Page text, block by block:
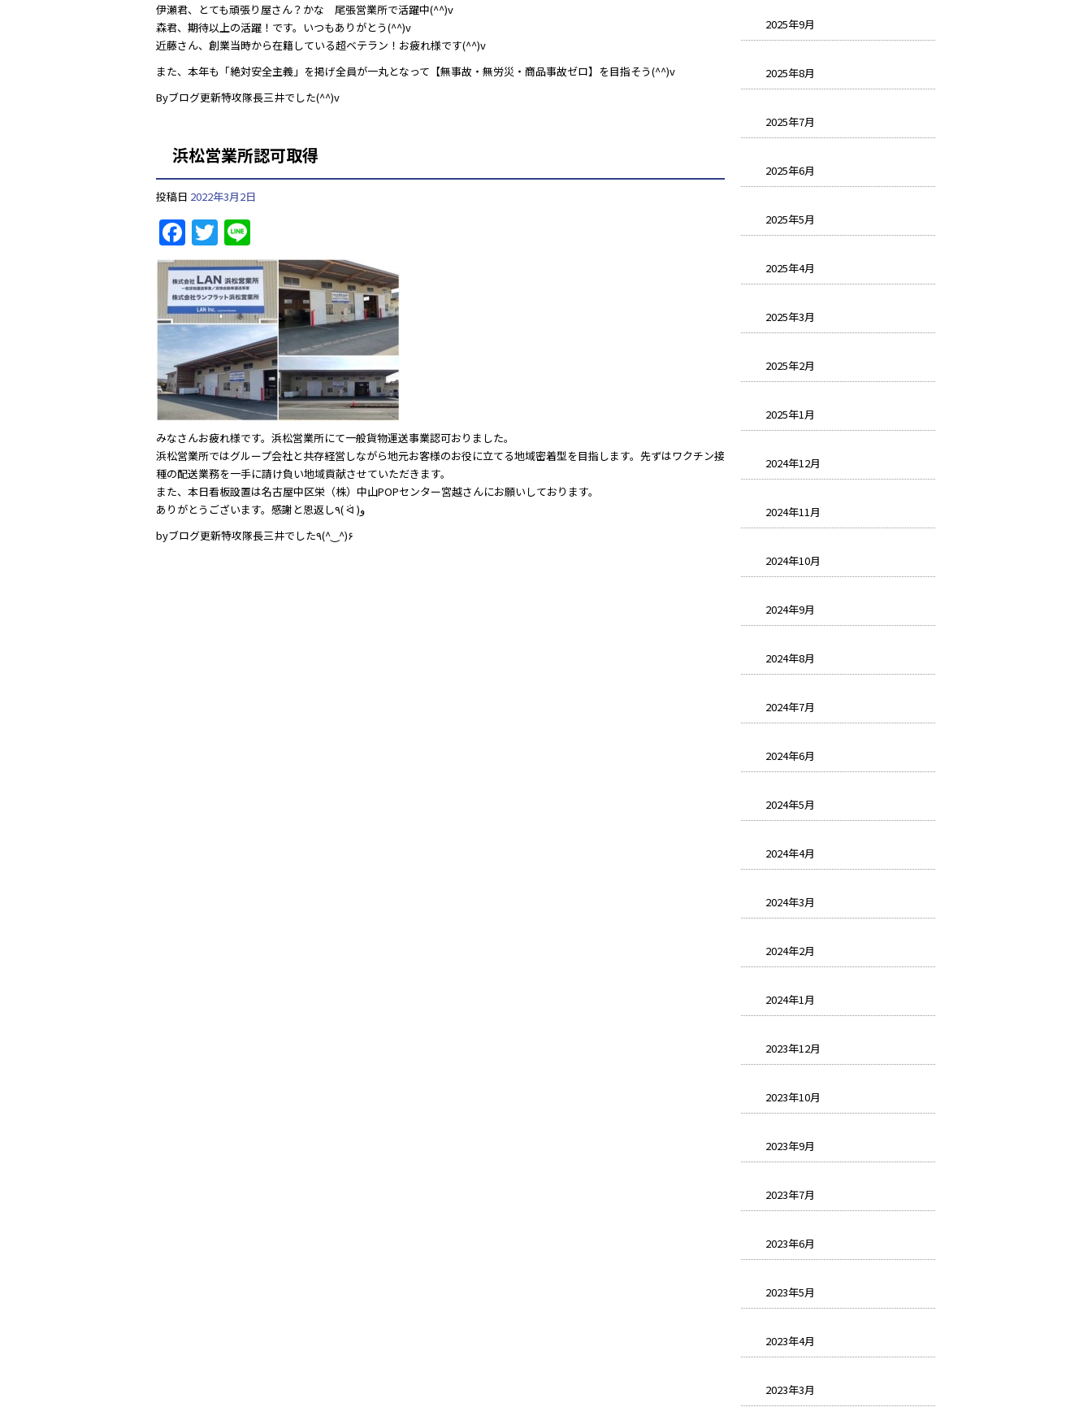
伊瀬君、とても頑張り屋さん？かな 尾張営業所で活躍中(^^)v
森君、期待以上の活躍！です。いつもありがとう(^^)v
近藤さん、創業当時から在籍している超ベテラン！お疲れ様です(^^)v
また、本年も「絶対安全主義」を掲げ全員が一丸となって【無事故・無労災・商品事故ゼロ】を目指そう(^^)v
Byブログ更新特攻隊長三井でした(^^)v
浜松営業所認可取得
投稿日 2022年3月2日
F
a
c
e
b
o
o
k
T
w
itt
er
n
e
みなさんお疲れ様です。浜松営業所にて一般貨物運送事業認可おりました。
浜松営業所ではグループ会社と共存経営しながら地元お客様のお役に立てる地域密着型を目指します。先ずはワクチン接
種の配送業務を一手に請け負い地域貢献させていただきます。
また、本日看板設置は名古屋中区栄（株）中山POPセンター宮越さんにお願いしております。
ありがとうございます。感謝と恩返し٩( ᐛ )و
byブログ更新特攻隊長三井でした٩(^‿^)۶
2025年9月
2025年8月
2025年7月
2025年6月
2025年5月
2025年4月
2025年3月
2025年2月
2025年1月
2024年12月
2024年11月
2024年10月
2024年9月
2024年8月
2024年7月
2024年6月
2024年5月
2024年4月
2024年3月
2024年2月
2024年1月
2023年12月
2023年10月
2023年9月
2023年7月
2023年6月
2023年5月
2023年4月
2023年3月